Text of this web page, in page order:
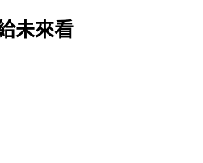
未來看